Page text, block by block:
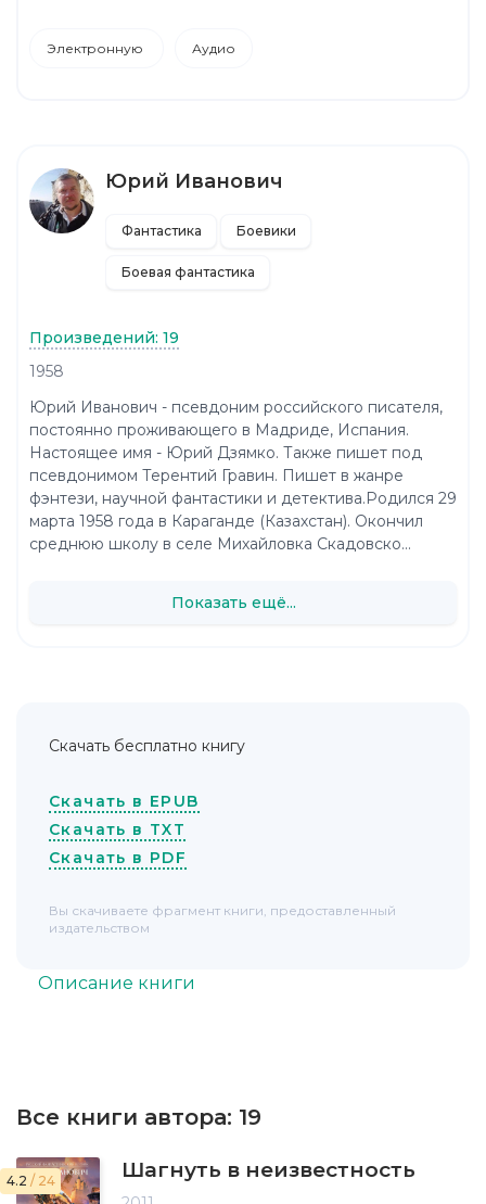
Электронную Аудио
Описание книги
Все книги автора: 19
4.2 / 24 Шагнуть в неизвестность
Юрий Иванович
Фантастика Боевики
Боевая фантастика
Произведений: 19
1958
Юрий Иванович - псевдоним российского писателя,
постоянно проживающего в Мадриде, Испания.
Настоящее имя - Юрий Дзямко. Также пишет под
псевдонимом Терентий Гравин. Пишет в жанре
фэнтези, научной фантастики и детектива.Родился 29
марта 1958 года в Караганде (Казахстан). Окончил
среднюю школу в селе Михайловка Скадовско...
Показать ещё...
Скачать бесплатно книгу
Скачать в EPUB
Скачать в TXT
Скачать в PDF
Вы скачиваете фрагмент книги, предоставленный
издательством